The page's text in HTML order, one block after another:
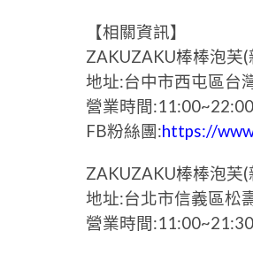
【相關資訊】
ZAKUZAKU棒棒泡芙
地址:台中市西屯區台
營業時間
FB粉絲團:https://
ZAKUZAKU棒棒泡芙
地址:台北市信義區松
營業時間